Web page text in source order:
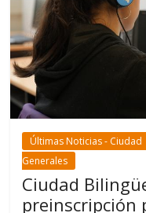
Últimas Noticias - Ciudad
Generales
Ciudad
preinscripción